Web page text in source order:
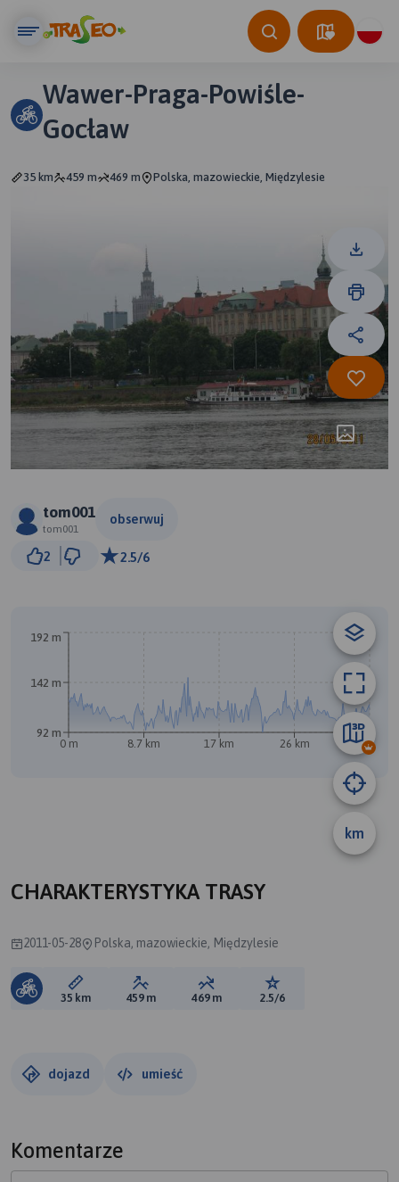
Wawer-Praga-Powiśle-
Gocław
35 km 459 m 469 m Polska, mazowieckie, Międzylesie
tom001
tom001
obserwuj
2 2.5/6
km
0 m 8.7 km 17 km 26 km 34 km
92 m
142 m
192 m
CHARAKTERYSTYKA TRASY
2011-05-28 Polska, mazowieckie, Międzylesie
Długość trasy:
35 km Suma przewyższeń:
459 m Suma spadków:
469 m Ocena trasy:
2.5/6
dojazd umieść
Komentarze